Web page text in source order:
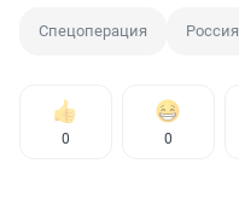
Спецоперация Россия
0 0